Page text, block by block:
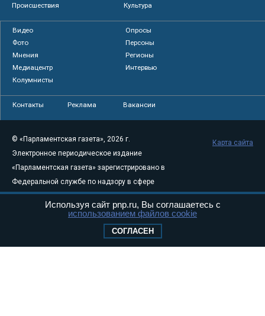
Происшествия
Культура
Видео
Опросы
Фото
Персоны
Мнения
Регионы
Медиацентр
Интервью
Колумнисты
Контакты Реклама Вакансии
© «Парламентская газета», 2026 г.
Электронное периодическое издание
«Парламентская газета» зарегистрировано в
Федеральной службе по надзору в сфере
связи, информационных технологий и
массовых коммуникаций (Роскомнадзор) 05
Свидетельство о регистрации Эл № ФС77-
Карта сайта
Используя сайт pnp.ru, Вы соглашаетесь с
использованием файлов cookie
СОГЛАСЕН